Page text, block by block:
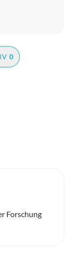
0
Forschung